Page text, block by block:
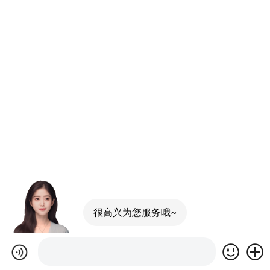
很高兴为您服务哦~